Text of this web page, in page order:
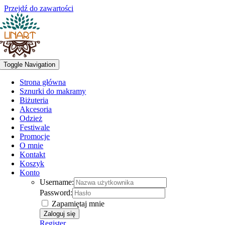
Przejdź do zawartości
Toggle Navigation
Strona główna
Sznurki do makramy
Biżuteria
Akcesoria
Odzież
Festiwale
Promocje
O mnie
Kontakt
Koszyk
Konto
Username:
Password:
Zapamiętaj mnie
Register